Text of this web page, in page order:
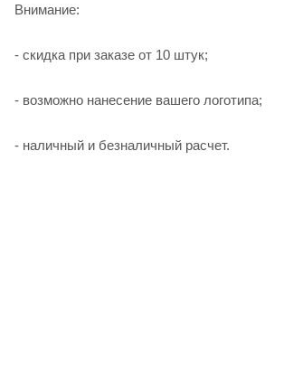
Внимание:
- скидка при заказе от 10 штук;
- возможно нанесение вашего логотипа;
- наличный и безналичный расчет.